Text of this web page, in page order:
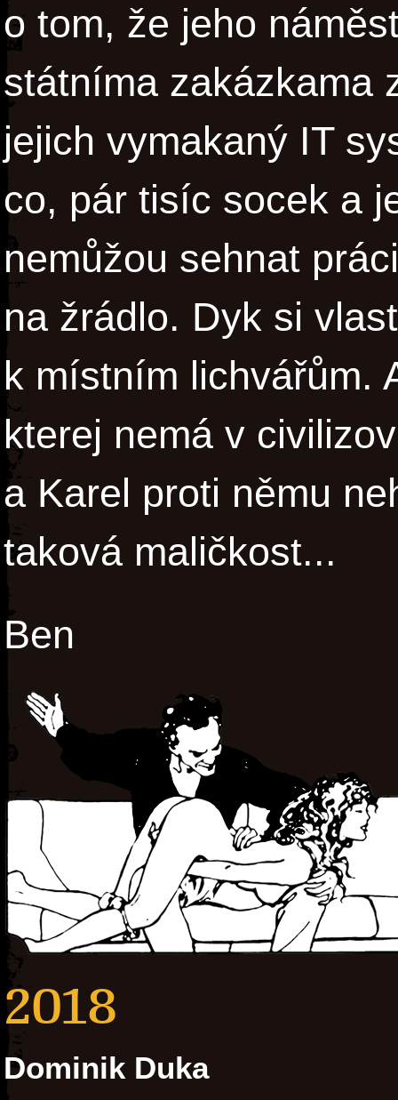
o tom, že jeho
státníma zakázkama
jejich vymakaný IT
co, pár tisíc socek a
nemůžou sehnat
na žrádlo. Dyk si
k místním lichvářům.
kterej nemá v
a Karel proti němu
taková maličkost...
Ben
2018
Dominik Duka